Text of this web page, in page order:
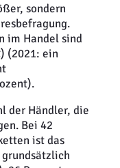
sondern
im Handel sind
(2021: ein
der Händler, die
Bei 42
ist das